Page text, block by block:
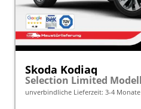
Skoda Kodiaq
unverbindliche Lieferzeit: 3-4 Monate